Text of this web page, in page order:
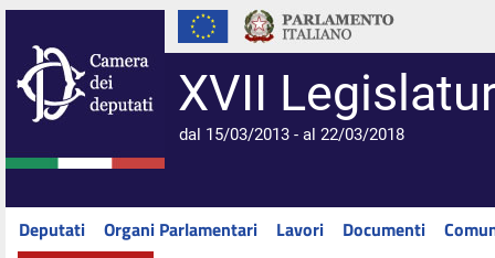
XVII
dal 15/03/2013 - al 22/03/2018
Deputati Organi Parlamentari Lavori Documenti